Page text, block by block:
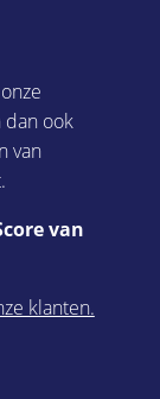
dan ook
van
van
klanten.